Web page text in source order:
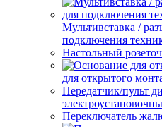
Мультивставка /
подключения
Настольный
для открытого
Передатчик/пульт
Переключатель